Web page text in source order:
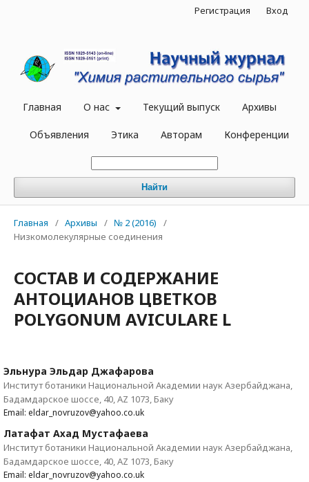
Главная О нас Текущий выпуск Архивы
Объявления Этика Авторам Конференции
Найти
Регистрация Вход
Главная / Архивы / № 2 (2016)
/
Низкомолекулярные соединения
СОСТАВ И СОДЕРЖАНИЕ
АНТОЦИАНОВ ЦВЕТКОВ
POLYGONUM AVICULARE L
Эльнура Эльдар Джафарова
Институт ботаники Национальной Академии наук Азербайджана,
Бадамдарское шоссе, 40, AZ 1073, Баку
Email: eldar_novruzov@yahoo.co.uk
Латафат Ахад Мустафаева
Институт ботаники Национальной Академии наук Азербайджана,
Бадамдарское шоссе, 40, AZ 1073, Баку
Email: eldar_novruzov@yahoo.co.uk